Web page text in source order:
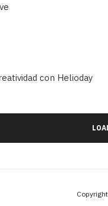
con Helioday